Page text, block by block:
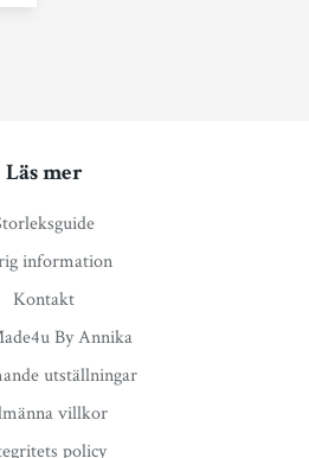
Läs mer
information
Kontakt
By Annika
utställningar
villkor
policy